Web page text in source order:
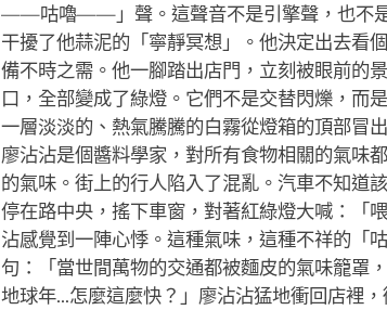
——咕嚕——」聲。這聲音不是引擎聲，也不是
干擾了他蒜泥的「寧靜冥想」。他決定出去看
備不時之需。他一腳踏出店門，立刻被眼前的
口，全部變成了綠燈。它們不是交替閃爍，而
一層淡淡的、熱氣騰騰的白霧從燈箱的頂部冒
廖沾沾是個醬料學家，對所有食物相關的氣味
的氣味。街上的行人陷入了混亂。汽車不知道
停在路中央，搖下車窗，對著紅綠燈大喊：「
沾感覺到一陣心悸。這種氣味，這種不祥的「
句：「當世間萬物的交通都被麵皮的氣味籠罩
地球年…怎麼這麼快？」廖沾沾猛地衝回店裡